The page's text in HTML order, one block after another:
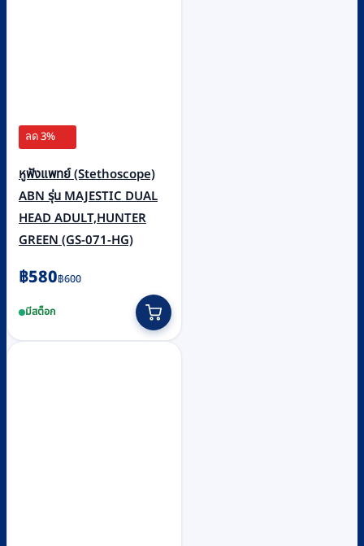
ลด 3%
หูฟังแพทย์ (Stethoscope)
ABN รุ่น MAJESTIC DUAL
HEAD ADULT,HUNTER
GREEN (GS-071-HG)
฿600
Original
was:
฿600.
฿580
Current
is:
฿580.
มีสต็อก